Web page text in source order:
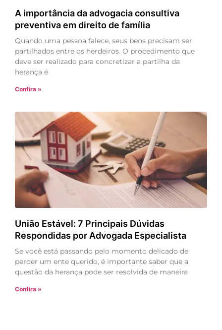
A importância da advogacia consultiva
preventiva em direito de família
Quando uma pessoa falece, seus bens precisam ser
partilhados entre os herdeiros. O procedimento que
deve ser realizado para concretizar a partilha da
herança é
Confira »
União Estável: 7 Principais Dúvidas
Respondidas por Advogada Especialista
Se você está passando pelo momento delicado de
perder um ente querido, é importante saber que a
questão da herança pode ser resolvida de maneira
Confira »